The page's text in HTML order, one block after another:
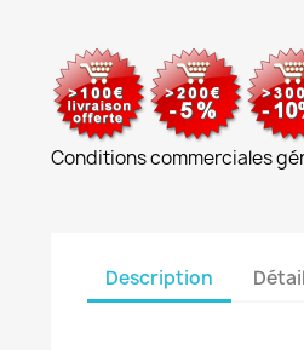
Conditions commerciales
Description